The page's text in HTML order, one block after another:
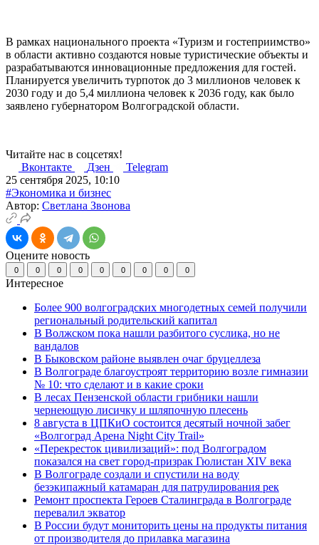
В рамках национального проекта «Туризм и гостеприимство»
в области активно создаются новые туристические объекты и
разрабатываются инновационные предложения для гостей.
Планируется увеличить турпоток до 3 миллионов человек к
2030 году и до 5,4 миллиона человек к 2036 году, как было
заявлено губернатором Волгоградской области.
Читайте нас в соцсетях!
Вконтакте
Дзен
Telegram
25 сентября 2025, 10:10
#Экономика и бизнес
Автор: Светлана Звонова
Оцените новость
0 0 0 0 0 0 0 0 0
Интересное
Более 900 волгоградских многодетных семей получили
региональный родительский капитал
В Волжском пока нашли разбитого суслика, но не
вандалов
В Быковском районе выявлен очаг бруцеллеза
В Волгограде благоустроят территорию возле гимназии
№ 10: что сделают и в какие сроки
В лесах Пензенской области грибники нашли
чернеющую лисичку и шляпочную плесень
8 августа в ЦПКиО состоится десятый ночной забег
«Волгоград Арена Night City Trail»
«Перекресток цивилизаций»: под Волгоградом
показался на свет город-призрак Гюлистан XIV века
В Волгограде создали и спустили на воду
безэкипажный катамаран для патрулирования рек
Ремонт проспекта Героев Сталинграда в Волгограде
перевалил экватор
В России будут мониторить цены на продукты питания
от производителя до прилавка магазина